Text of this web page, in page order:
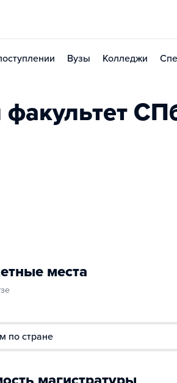
Вузы Колледжи
места
по стране